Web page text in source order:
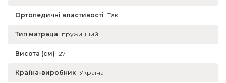
Ортопедичні властивості Так
Тип матраца пружинний
Висота (см) 27
Країна-виробник Україна